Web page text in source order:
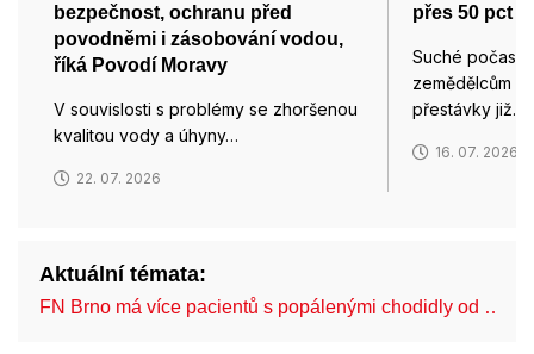
bezpečnost, ochranu před
povodněmi i zásobování vodou,
říká Povodí Moravy
V souvislosti s problémy se zhoršenou
kvalitou vody a úhyny…
22. 07. 2026
přes 50 pct
Suché počasí
zemědělcům
přestávky již…
16. 07. 2026
Aktuální témata:
FN Brno má více pacientů s popálenými chodidly od …